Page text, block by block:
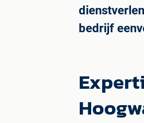
bedrijf